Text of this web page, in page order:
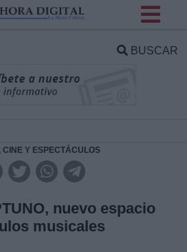
BUSCAR
CINE Y ESPECTÁCULOS
nuevo espacio
musicales